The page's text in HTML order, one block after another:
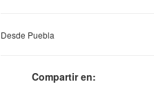
Desde Puebla
Compartir en: